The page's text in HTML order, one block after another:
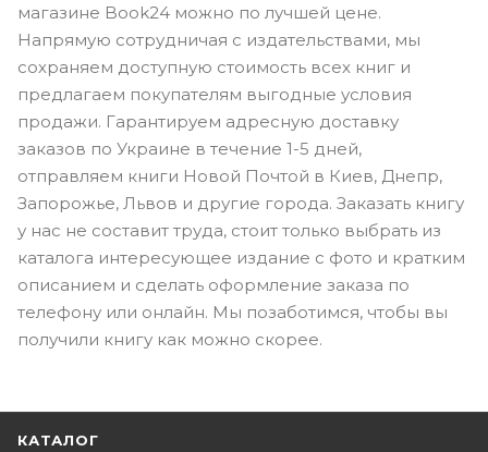
магазине Book24 можно по лучшей цене.
Напрямую сотрудничая с издательствами, мы
сохраняем доступную стоимость всех книг и
предлагаем покупателям выгодные условия
продажи. Гарантируем адресную доставку
заказов по Украине в течение 1-5 дней,
отправляем книги Новой Почтой в Киев, Днепр,
Запорожье, Львов и другие города. Заказать книгу
у нас не составит труда, стоит только выбрать из
каталога интересующее издание с фото и кратким
описанием и сделать оформление заказа по
телефону или онлайн. Мы позаботимся, чтобы вы
получили книгу как можно скорее.
КАТАЛОГ